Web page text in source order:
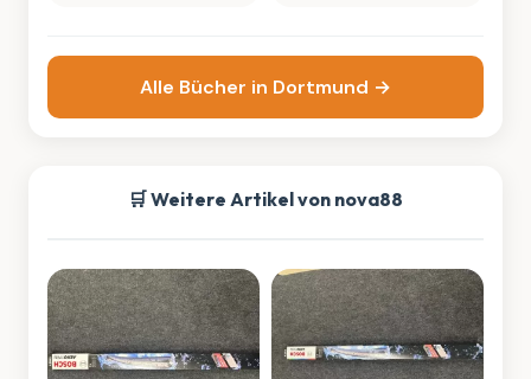
Alle Bücher in Dortmund →
🛒 Weitere Artikel von nova88